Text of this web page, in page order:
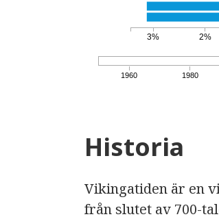
2%
3%
1960 1980
Historia
Vikingatiden är en
från slutet av 700-